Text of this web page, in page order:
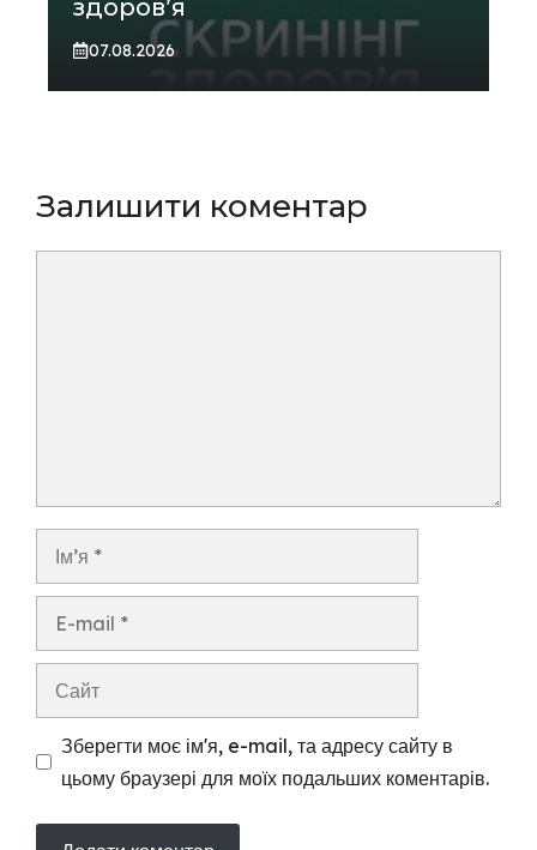
здоров’я
07.08.2026
Залишити коментар
Зберегти моє ім'я, e-mail, та адресу сайту в
цьому браузері для моїх подальших коментарів.